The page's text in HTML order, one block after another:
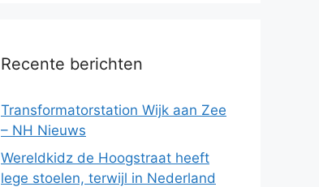
Recente berichten
Transformatorstation Wijk aan Zee
– NH Nieuws
Wereldkidz de Hoogstraat heeft
lege stoelen, terwijl in Nederland